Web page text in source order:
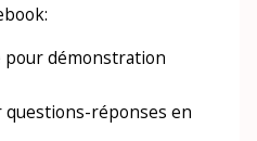
pour démonstration
questions-réponses en